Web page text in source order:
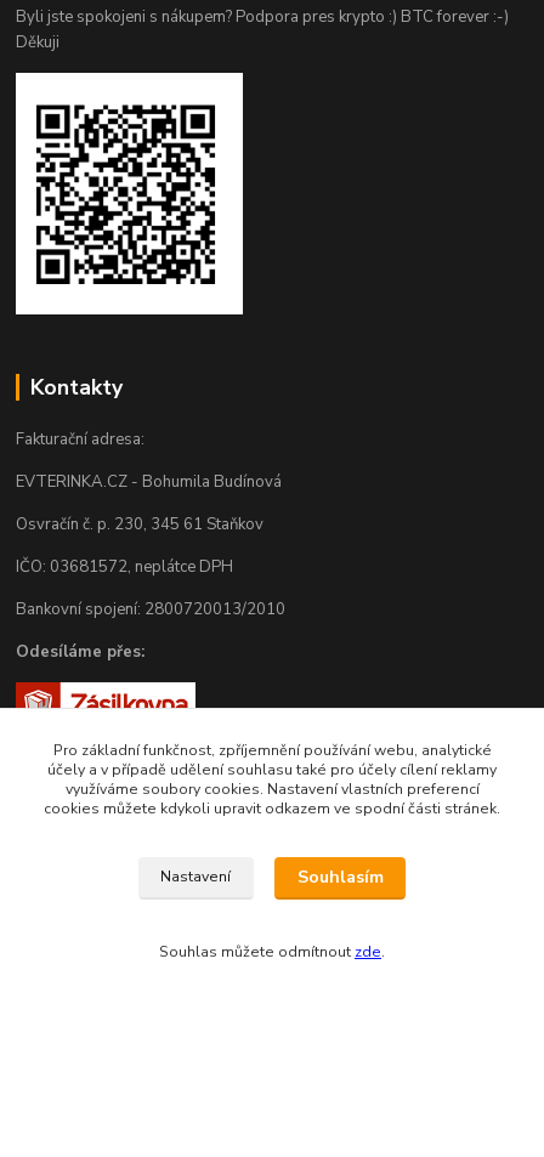
Byli jste spokojeni s nákupem? Podpora pres krypto :) BTC forever :-)
Děkuji
Kontakty
Fakturační adresa:
EVTERINKA.CZ - Bohumila Budínová
Osvračín č. p. 230, 345 61 Staňkov
IČO: 03681572, neplátce DPH
Bankovní spojení: 2800720013/2010
Odesíláme přes:
Zákaznická podpora eshopu EVTERINKA.CZ
Bohunka Budínová
Pro základní funkčnost, zpříjemnění používání webu, analytické
účely a v případě udělení souhlasu také pro účely cílení reklamy
využíváme soubory cookies. Nastavení vlastních preferencí
cookies můžete kdykoli upravit odkazem ve spodní části stránek.
Nastavení Souhlasím
Souhlas můžete odmítnout zde.